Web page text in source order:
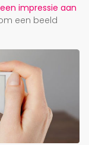
impressie aan
een beeld